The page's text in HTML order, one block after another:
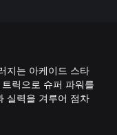
지는 아케이드 스타
릭으로 슈퍼 파워를
실력을 겨루어 점차